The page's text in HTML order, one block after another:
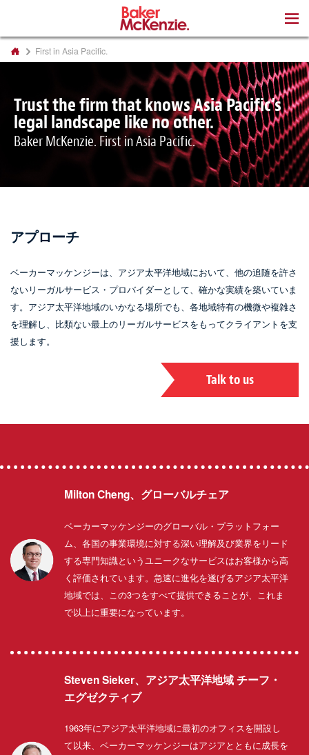
First in Asia Pacific.
Trust the firm that knows Asia Pacific’s
legal landscape like no other.
Baker McKenzie. First in Asia Pacific.
アプローチ
ベーカーマッケンジーは、アジア太平洋地域において、他の追随を許さ
ないリーガルサービス・プロバイダーとして、確かな実績を築いていま
す。アジア太平洋地域のいかなる場所でも、各地域特有の機微や複雑さ
を理解し、比類ない最上のリーガルサービスをもってクライアントを支
援します。
Talk to us
Milton Cheng、グローバルチェア
ベーカーマッケンジーのグローバル・プラットフォー
ム、各国の事業環境に対する深い理解及び業界をリード
する専門知識というユニークなサービスはお客様から高
く評価されています。急速に進化を遂げるアジア太平洋
地域では、この3つをすべて提供できることが、これま
で以上に重要になっています。
Steven Sieker、アジア太平洋地域 チーフ・
エグゼクティブ
1963年にアジア太平洋地域に最初のオフィスを開設し
て以来、ベーカーマッケンジーはアジアとともに成長を